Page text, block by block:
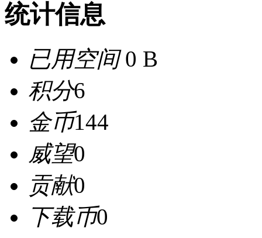
统计信息
已用空间0 B
积分6
金币144
威望0
贡献0
下载币0